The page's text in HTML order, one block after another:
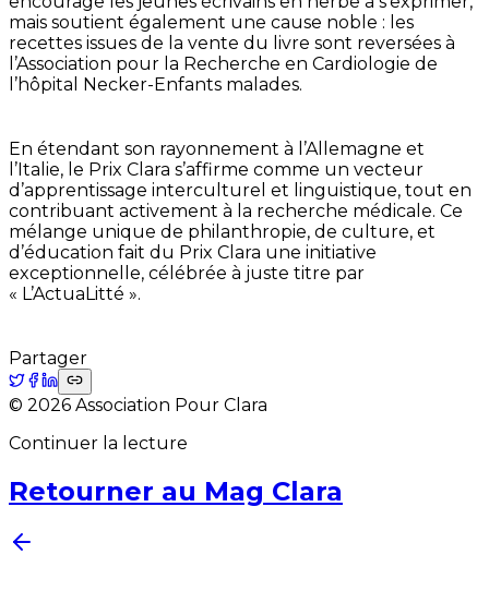
mais soutient également une cause noble : les
recettes issues de la vente du livre sont reversées à
l’Association pour la Recherche en Cardiologie de
l’hôpital Necker-Enfants malades.
En étendant son rayonnement à l’Allemagne et
l’Italie, le Prix Clara s’affirme comme un vecteur
d’apprentissage interculturel et linguistique, tout en
contribuant activement à la recherche médicale. Ce
mélange unique de philanthropie, de culture, et
d’éducation fait du Prix Clara une initiative
exceptionnelle, célébrée à juste titre par
« L’ActuaLitté ».
Partager
© 2026 Association Pour Clara
Continuer la lecture
Retourner au Mag Clara